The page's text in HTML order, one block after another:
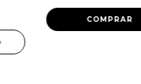
COMPRAR